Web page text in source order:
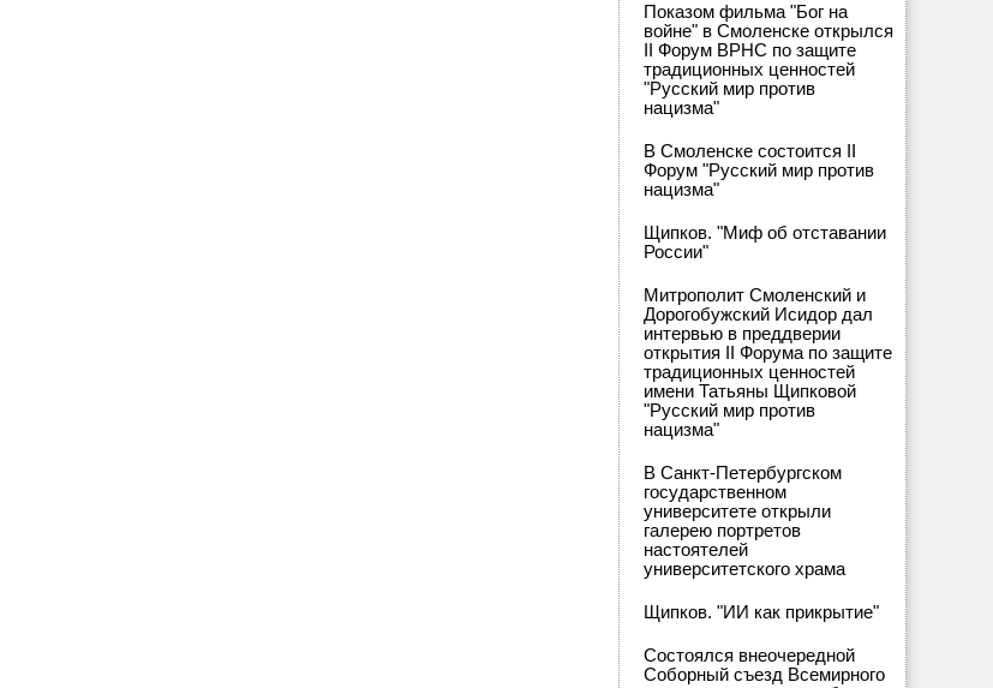
Показом фильма "Бог на
войне" в Смоленске открылся
II Форум ВРНС по защите
традиционных ценностей
"Русский мир против
нацизма"
В Смоленске состоится II
Форум "Русский мир против
нацизма"
Щипков. "Миф об отставании
России"
Митрополит Смоленский и
Дорогобужский Исидор дал
интервью в преддверии
открытия II Форума по защите
традиционных ценностей
имени Татьяны Щипковой
"Русский мир против
нацизма"
В Санкт-Петербургском
государственном
университете открыли
галерею портретов
настоятелей
университетского храма
Щипков. "ИИ как прикрытие"
Состоялся внеочередной
Соборный съезд Всемирного